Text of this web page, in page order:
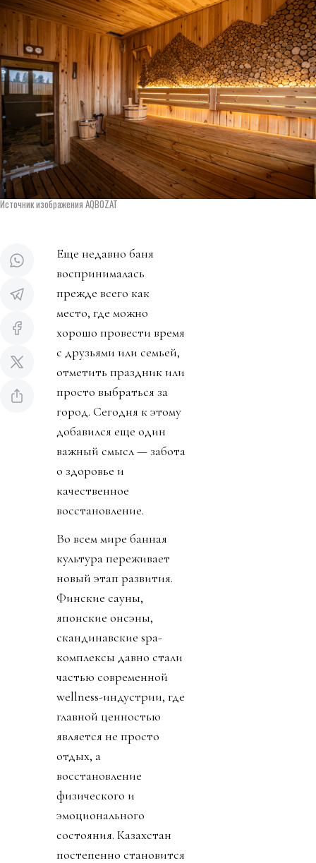
Источник изображения AQBOZAT
Еще недавно баня
воспринималась
прежде всего как
место, где можно
хорошо провести время
с друзьями или семьей,
отметить праздник или
просто выбраться за
город. Сегодня к этому
добавился еще один
важный смысл — забота
о здоровье и
качественное
восстановление.
Во всем мире банная
культура переживает
новый этап развития.
Финские сауны,
японские онсэны,
скандинавские spa-
комплексы давно стали
частью современной
wellness-индустрии, где
главной ценностью
является не просто
отдых, а
восстановление
физического и
эмоционального
состояния. Казахстан
постепенно становится